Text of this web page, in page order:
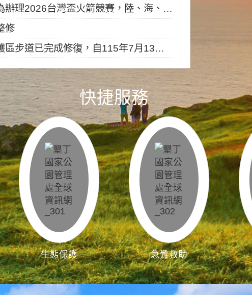
盃火箭競賽，陸、海、空域警戒及協調相關事宜，因颱風備案事宜
修
，自115年7月13日（星期一）起恢復開放入園，歡迎民眾依規定申請入園....
快捷服務
生態保護 急難救助